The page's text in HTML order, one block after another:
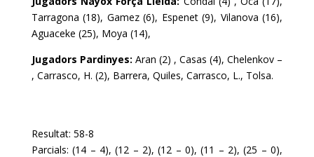
Tarragona (18), Gamez (6), Espenet (9), Vilanova (16),
Aguaceke (25), Moya (14),
Jugadors Pardinyes: Aran (2) , Casas (4), Chelenkov –
, Carrasco, H. (2), Barrera, Quiles, Carrasco, L., Tolsa.
Resultat: 58-8
Parcials: (14 – 4), (12 – 2), (12 – 0), (11 – 2), (25 – 0),